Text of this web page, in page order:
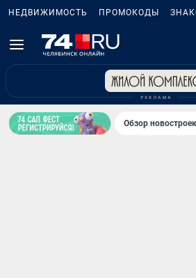
НЕДВИЖИМОСТЬ ПРОМОКОДЫ
Обзор